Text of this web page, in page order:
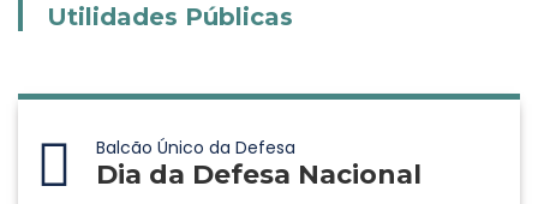
Utilidades Públicas
Balcão Único da Defesa
Dia da Defesa Nacional